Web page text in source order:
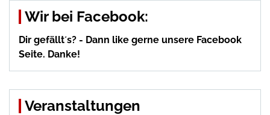
Wir bei Facebook:
Dir gefällt´s? - Dann like gerne unsere Facebook
Seite. Danke!
Veranstaltungen